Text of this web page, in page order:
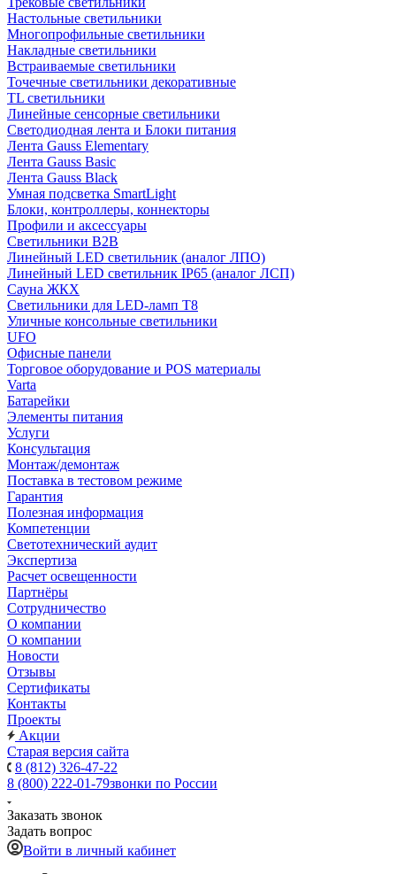
Настольные светильники
Многопрофильные светильники
Накладные светильники
Встраиваемые светильники
Точечные светильники декоративные
TL светильники
Линейные сенсорные светильники
Светодиодная лента и Блоки питания
Лента Gauss Elementary
Лента Gauss Basic
Лента Gauss Black
Умная подсветка SmartLight
Блоки, контроллеры, коннекторы
Профили и аксессуары
Светильники B2B
Линейный LED светильник (аналог ЛПО)
Линейный LED светильник IP65 (аналог ЛСП)
Сауна ЖКХ
Светильники для LED-ламп T8
Уличные консольные светильники
UFO
Офисные панели
Торговое оборудование и POS материалы
Varta
Батарейки
Элементы питания
Услуги
Консультация
Монтаж/демонтаж
Поставка в тестовом режиме
Гарантия
Полезная информация
Компетенции
Светотехнический аудит
Экспертиза
Расчет освещенности
Партнёры
Cотрудничество
О компании
О компании
Новости
Отзывы
Сертификаты
Контакты
Проекты
Акции
Старая версия сайта
8 (812) 326-47-22
8 (800) 222-01-79звонки по России
Заказать звонок
Задать вопрос
Войти в личный кабинет